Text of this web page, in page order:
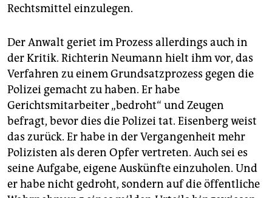
Rechtsmittel einzulegen.
Der Anwalt geriet im Prozess allerdings auch in
der Kritik. Richterin Neumann hielt ihm vor, das
Verfahren zu einem Grundsatzprozess gegen die
Polizei gemacht zu haben. Er habe
Gerichtsmitarbeiter „bedroht“ und Zeugen
befragt, bevor dies die Polizei tat. Eisenberg weist
das zurück. Er habe in der Vergangenheit mehr
Polizisten als deren Opfer vertreten. Auch sei es
seine Aufgabe, eigene Auskünfte einzuholen. Und
er habe nicht gedroht, sondern auf die öffentliche